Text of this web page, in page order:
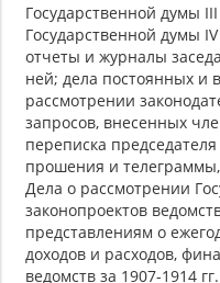
Государственной думы
Государственной думы
отчеты и журналы
ней; дела постоянных и
рассмотрении
запросов, внесенных
переписка
прошения и
Дела о рассмотрении
законопроектов
представлениям о
доходов и расходов,
ведомств за 1907-1914